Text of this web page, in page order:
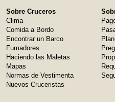
Sobre Cruceros
Clima
Comida a Bordo
Encontrar un Barco
Fumadores
Haciendo las Maletas
Mapas
Normas de Vestimenta
Nuevos Cruceristas